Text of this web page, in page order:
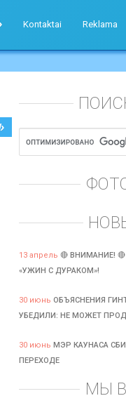
Kontaktai Reklama
13 апрель 🔴 ВНИМАНИЕ!
«УЖИН С ДУРАКОМ»!
30 июнь ОБЪЯСНЕНИЯ
УБЕДИЛИ: НЕ МОЖЕТ
30 июнь МЭР КАУНАСА
ПЕРЕХОДЕ
МЫ В